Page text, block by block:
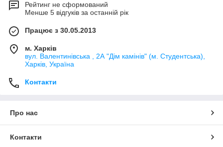
Рейтинг не сформований
Менше 5 відгуків за останній рік
Працює з 30.05.2013
м. Харків
вул. Валентинівська , 2А "Дім камінів" (м. Студентська),
Харків, Україна
Контакти
Про нас
Контакти